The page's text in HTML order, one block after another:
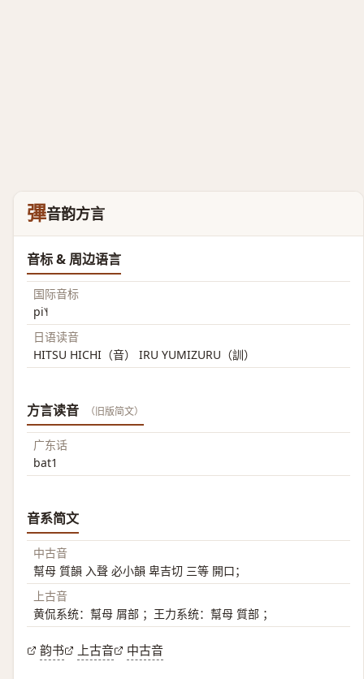
彃音韵方言
音标 & 周边语言
国际音标
pi˥˧
日语读音
HITSU HICHI（音） IRU YUMIZURU（訓）
方言读音 （旧版简文）
广东话
bat1
音系简文
中古音
幫母 質韻 入聲 必小韻 卑吉切 三等 開口；
上古音
黄侃系统：幫母 屑部 ；王力系统：幫母 質部 ；
韵书 上古音 中古音